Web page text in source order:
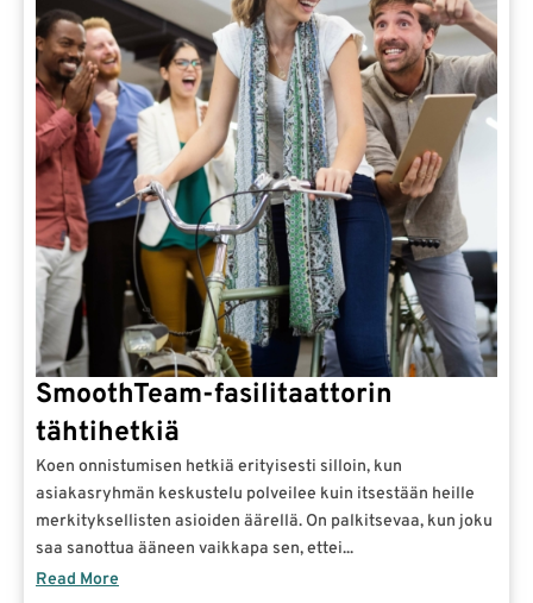
SmoothTeam-fasilitaattorin
tähtihetkiä
Koen onnistumisen hetkiä erityisesti silloin, kun
asiakasryhmän keskustelu polveilee kuin itsestään heille
merkityksellisten asioiden äärellä. On palkitsevaa, kun joku
saa sanottua ääneen vaikkapa sen, ettei...
Read More